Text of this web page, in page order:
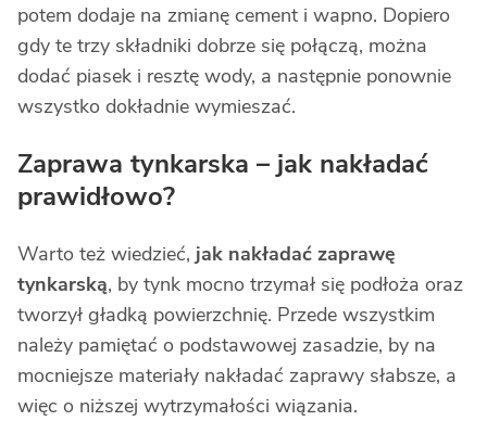
potem dodaje na zmianę cement i wapno. Dopiero
gdy te trzy składniki dobrze się połączą, można
dodać piasek i resztę wody, a następnie ponownie
wszystko dokładnie wymieszać.
Zaprawa tynkarska – jak nakładać
prawidłowo?
Warto też wiedzieć, jak nakładać zaprawę
tynkarską, by tynk mocno trzymał się podłoża oraz
tworzył gładką powierzchnię. Przede wszystkim
należy pamiętać o podstawowej zasadzie, by na
mocniejsze materiały nakładać zaprawy słabsze, a
więc o niższej wytrzymałości wiązania.